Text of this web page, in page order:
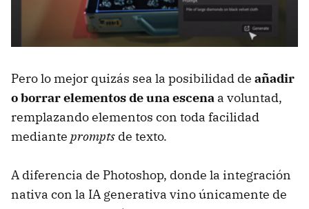
Pero lo mejor quizás sea la posibilidad de añadir
o borrar elementos de una escena a voluntad,
remplazando elementos con toda facilidad
mediante prompts de texto.
A diferencia de Photoshop, donde la integración
nativa con la IA generativa vino únicamente de